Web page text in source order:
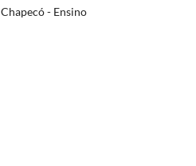
Chapecó - Ensino